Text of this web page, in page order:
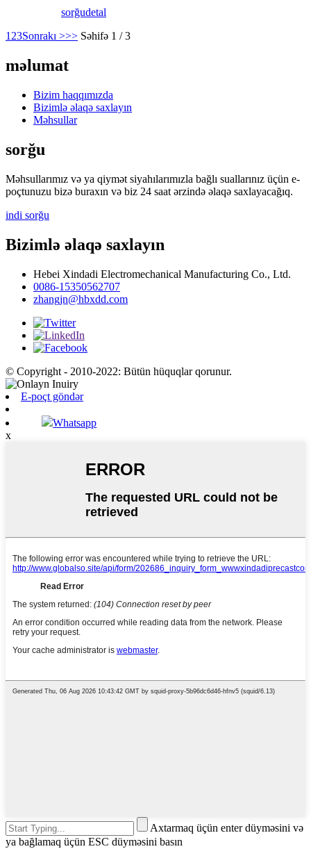
sorğudetal
1 23Sonrakı >>> Səhifə 1 / 3
məlumat
Bizim haqqımızda
Bizimlə əlaqə saxlayın
Məhsullar
sorğu
Məhsullarımız və ya qiymət siyahılarımızla bağlı suallarınız üçün e-
poçtunuzu bizə buraxın və biz 24 saat ərzində əlaqə saxlayacağıq.
indi sorğu
Bizimlə əlaqə saxlayın
Hebei Xindadi Electromechanical Manufacturing Co., Ltd.
0086-15350562707
zhangjn@hbxdd.com
© Copyright - 2010-2022: Bütün hüquqlar qorunur.
E-poçt göndər
Whatsapp
x
Axtarmaq üçün enter düyməsini və
ya bağlamaq üçün ESC düyməsini basın